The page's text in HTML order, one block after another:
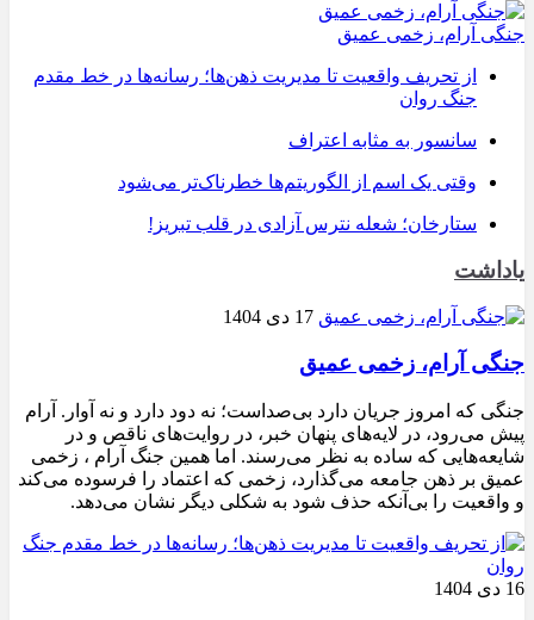
جنگی آرام، زخمی عمیق
از تحریف واقعیت تا مدیریت ذهن‌ها؛ رسانه‌ها در خط مقدم
جنگ روان
سانسور به مثابه اعتراف
وقتی یک اسم از الگوریتم‌ها خطرناک‌تر می‌شود
ستارخان؛ شعله نترس آزادی در قلب تبریز!
یاداشت
17 دی 1404
جنگی آرام، زخمی عمیق
جنگی که امروز جریان دارد بی‌صداست؛ نه دود دارد و نه آوار. آرام
پیش می‌رود، در لایه‌های پنهان خبر، در روایت‌های ناقص و در
شایعه‌هایی که ساده به نظر می‌رسند. اما همین جنگ آرام ، زخمی
عمیق بر ذهن جامعه می‌گذارد، زخمی که اعتماد را فرسوده می‌کند
و واقعیت را بی‌آنکه حذف شود به شکلی دیگر نشان می‌دهد.
16 دی 1404